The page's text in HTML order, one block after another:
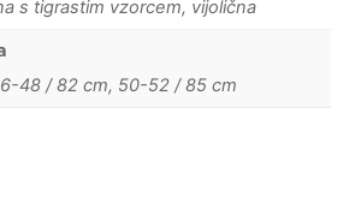
s tigrastim vzorcem, vijolična
48 / 82 cm, 50-52 / 85 cm